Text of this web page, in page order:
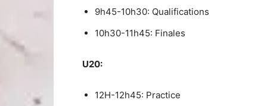
9h45-10h30: Qualifications
10h30-11h45: Finales
U20:
12H-12h45: Practice